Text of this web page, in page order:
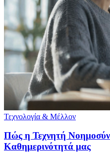
Τεχνολογία & Μέλλον
Πώς η Τεχνητή
Καθημερινότητά μας